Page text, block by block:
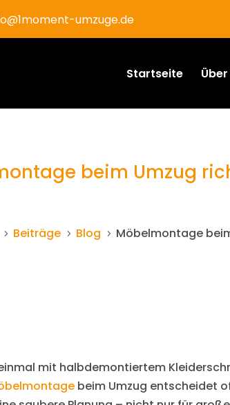
umzuge.de
Startseite
beim Umzug
5 Beiträge 5 Blog 5 Möbelmontage
mit halbdemontiertem
beim Umzug entscheidet